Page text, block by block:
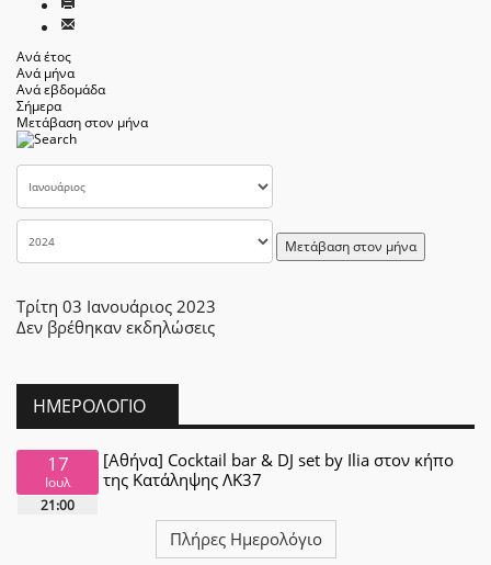
Ανά έτος
Ανά μήνα
Ανά εβδομάδα
Σήμερα
Μετάβαση στον μήνα
Μετάβαση στον μήνα
Τρίτη 03 Ιανουάριος 2023
Δεν βρέθηκαν εκδηλώσεις
ΗΜΕΡΟΛΌΓΙΟ
17
Ιουλ
21:00
[Αθήνα] Cocktail bar & DJ set by Ilia στον κήπο
της Κατάληψης ΛΚ37
Πλήρες Ημερολόγιο